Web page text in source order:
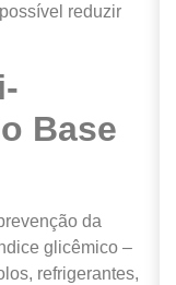
reduzir
Base
da
glicêmico –
refrigerantes,